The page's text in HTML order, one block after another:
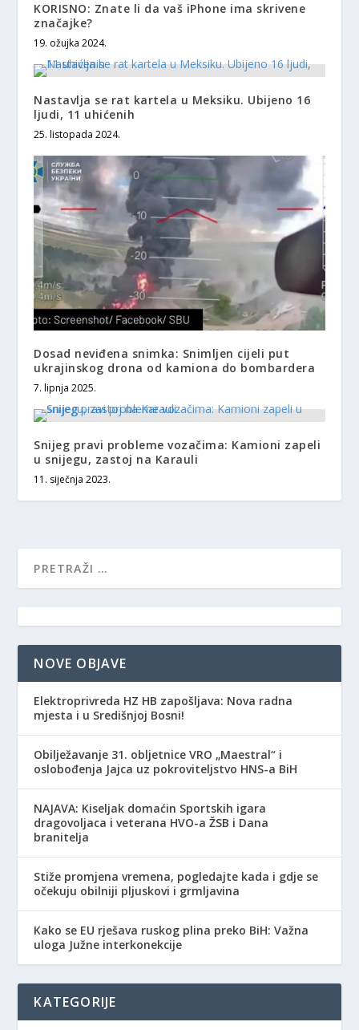
KORISNO: Znate li da vaš iPhone ima skrivene
značajke?
19. ožujka 2024.
Nastavlja se rat kartela u Meksiku. Ubijeno 16
ljudi, 11 uhićenih
25. listopada 2024.
Dosad neviđena snimka: Snimljen cijeli put
ukrajinskog drona od kamiona do bombardera
7. lipnja 2025.
Snijeg pravi probleme vozačima: Kamioni zapeli
u snijegu, zastoj na Karauli
11. siječnja 2023.
NOVE OBJAVE
Elektroprivreda HZ HB zapošljava: Nova radna
mjesta i u Središnjoj Bosni!
Obilježavanje 31. obljetnice VRO „Maestral“ i
oslobođenja Jajca uz pokroviteljstvo HNS-a BiH
NAJAVA: Kiseljak domaćin Sportskih igara
dragovoljaca i veterana HVO-a ŽSB i Dana
branitelja
Stiže promjena vremena, pogledajte kada i gdje se
očekuju obilniji pljuskovi i grmljavina
Kako se EU rješava ruskog plina preko BiH: Važna
uloga Južne interkonekcije
KATEGORIJE